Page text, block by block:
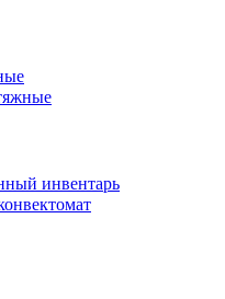
инвентарь